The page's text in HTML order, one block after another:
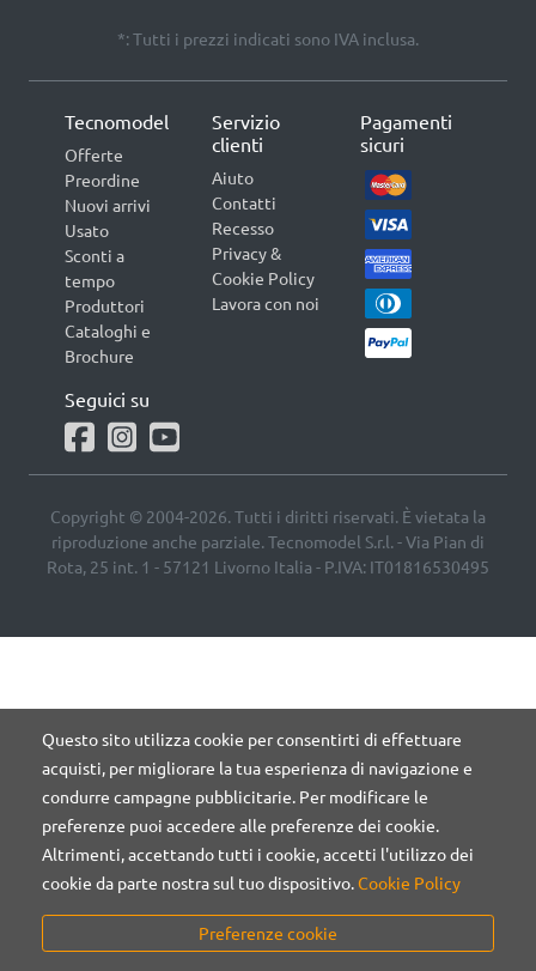
*: Tutti i prezzi indicati sono IVA inclusa.
Tecnomodel
Offerte
Preordine
Nuovi arrivi
Usato
Sconti a
tempo
Produttori
Cataloghi e
Brochure
Servizio
clienti
Aiuto
Contatti
Recesso
Privacy &
Cookie Policy
Lavora con noi
Pagamenti
sicuri
Seguici su
Copyright © 2004-2026. Tutti i diritti riservati. È vietata la
riproduzione anche parziale. Tecnomodel S.r.l. - Via Pian di
Rota, 25 int. 1 - 57121 Livorno Italia - P.IVA: IT01816530495
Questo sito utilizza cookie per consentirti di effettuare
acquisti, per migliorare la tua esperienza di navigazione e
condurre campagne pubblicitarie. Per modificare le
preferenze puoi accedere alle preferenze dei cookie.
Altrimenti, accettando tutti i cookie, accetti l'utilizzo dei
cookie da parte nostra sul tuo dispositivo.Cookie Policy
Preferenze cookie